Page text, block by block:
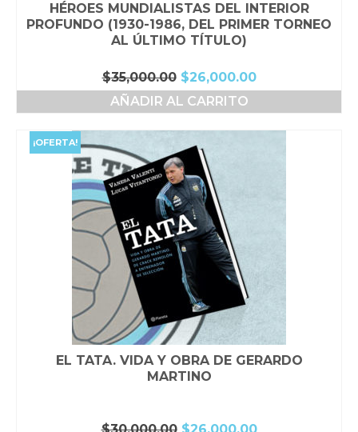
HÉROES MUNDIALISTAS DEL INTERIOR
PROFUNDO (1930-1986, DEL PRIMER TORNEO
AL ÚLTIMO TÍTULO)
$35,000.00 El
precio
original
$26,000.00El
precio
AÑADIR AL CARRITO
¡OFERTA!
EL TATA. VIDA Y OBRA DE GERARDO
MARTINO
El
El